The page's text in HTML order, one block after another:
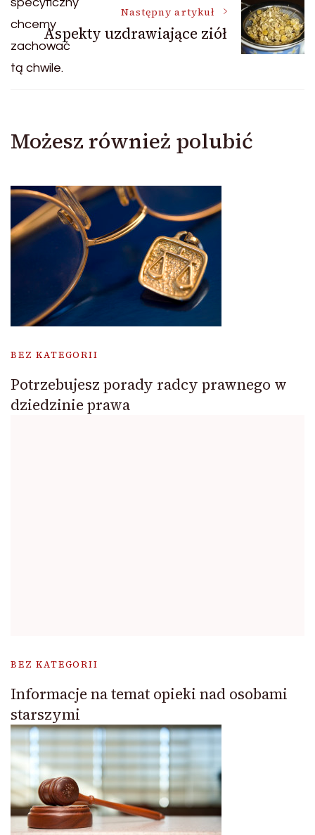
Następny artykuł
Aspekty uzdrawiające ziół
Możesz również polubić
BEZ KATEGORII
Potrzebujesz porady radcy prawnego w
dziedzinie prawa
BEZ KATEGORII
Informacje na temat opieki nad osobami
starszymi